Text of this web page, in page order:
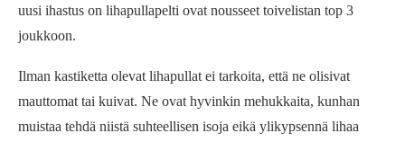
uusi ihastus on lihapullapelti ovat nousseet toivelistan top 3
joukkoon.
Ilman kastiketta olevat lihapullat ei tarkoita, että ne olisivat
mauttomat tai kuivat. Ne ovat hyvinkin mehukkaita, kunhan
muistaa tehdä niistä suhteellisen isoja eikä ylikypsennä lihaa